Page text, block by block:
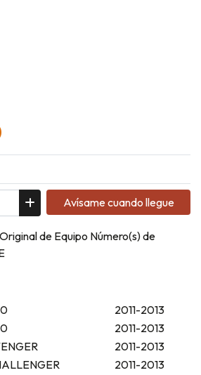
Avísame cuando llegue
de Equipo Número(s) de
2011-2013
2011-2013
2011-2013
2011-2013